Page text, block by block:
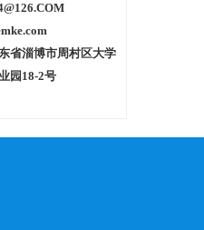
省淄博市周村区大学
园18-2号